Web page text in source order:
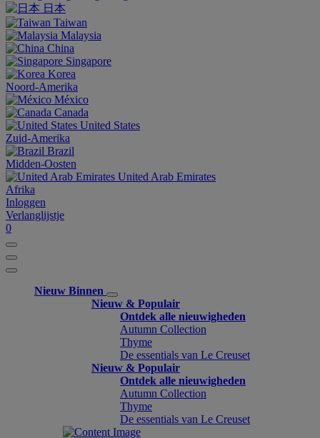
日本
Taiwan
Malaysia
China
Singapore
Korea
Noord-Amerika
México
Canada
United States
Zuid-Amerika
Brazil
Midden-Oosten
United Arab Emirates
Afrika
Inloggen
Verlanglijstje
0
Nieuw Binnen
Nieuw & Populair
Ontdek alle nieuwigheden
Autumn Collection
Thyme
De essentials van Le Creuset
Nieuw & Populair
Ontdek alle nieuwigheden
Autumn Collection
Thyme
De essentials van Le Creuset